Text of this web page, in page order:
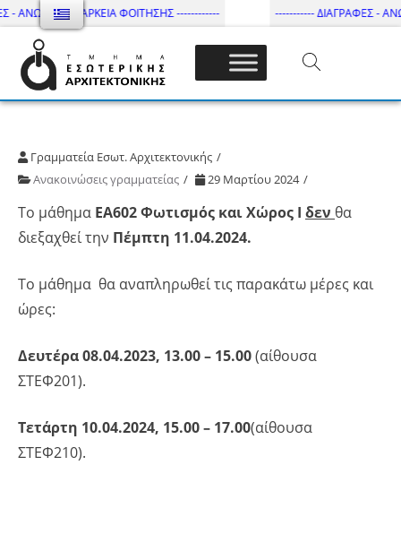
ΑΝΩΤΑΤΗ ΔΙΑΡΚΕΙΑ ΦΟΙΤΗΣΗΣ ------------ ----------- ΔΙΑΓΡΑΦΕΣ -
Τμήμα Εσωτ. Αρχιτεκτονικής – ΔΙ.ΠΑ.Ε
Γραμματεία Εσωτ. Αρχιτεκτονικής
Ανακοινώσεις γραμματείας
29 Μαρτίου 2024
Το μάθημα ΕΑ602 Φωτισμός και Χώρος Ι δεν θα
διεξαχθεί την Πέμπτη 11.04.2024.
Το μάθημα θα αναπληρωθεί τις παρακάτω μέρες και
ώρες:
Δευτέρα 08.04.2023, 13.00 – 15.00(αίθουσα
ΣΤΕΦ201).
Τετάρτη 10.04.2024, 15.00 – 17.00(αίθουσα
ΣΤΕΦ210).